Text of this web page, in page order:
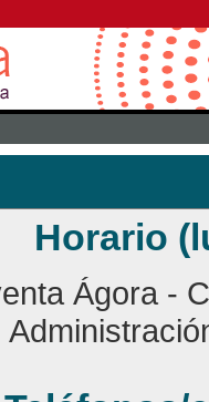
Horario
Ágora -